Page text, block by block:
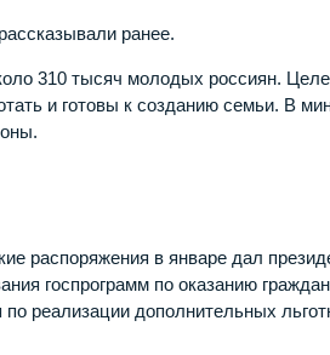
ранее.
310 тысяч молодых россиян.
и готовы к созданию семьи. В
распоряжения в январе дал
госпрограмм по оказанию
реализации дополнительных